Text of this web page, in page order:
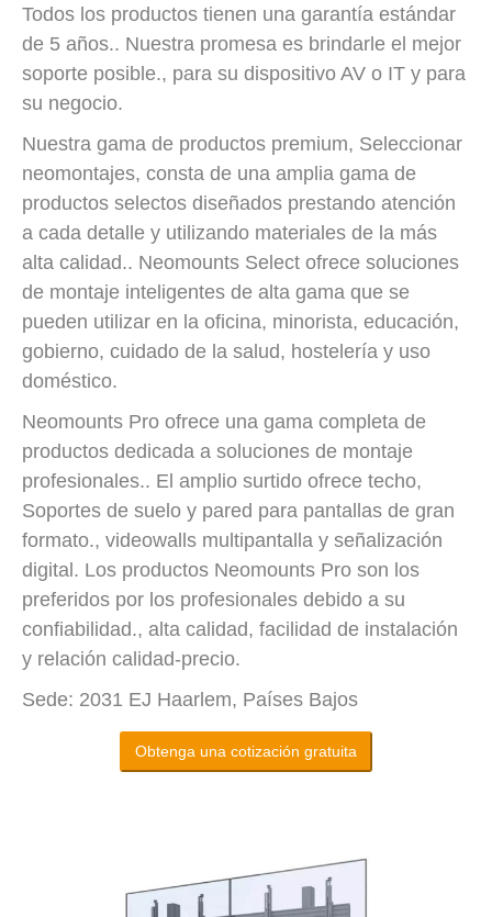
Todos los productos tienen una garantía estándar
de 5 años.. Nuestra promesa es brindarle el mejor
soporte posible., para su dispositivo AV o IT y para
su negocio.
Nuestra gama de productos premium, Seleccionar
neomontajes, consta de una amplia gama de
productos selectos diseñados prestando atención
a cada detalle y utilizando materiales de la más
alta calidad.. Neomounts Select ofrece soluciones
de montaje inteligentes de alta gama que se
pueden utilizar en la oficina, minorista, educación,
gobierno, cuidado de la salud, hostelería y uso
doméstico.
Neomounts Pro ofrece una gama completa de
productos dedicada a soluciones de montaje
profesionales.. El amplio surtido ofrece techo,
Soportes de suelo y pared para pantallas de gran
formato., videowalls multipantalla y señalización
digital. Los productos Neomounts Pro son los
preferidos por los profesionales debido a su
confiabilidad., alta calidad, facilidad de instalación
y relación calidad-precio.
Sede: 2031 EJ Haarlem, Países Bajos
Obtenga una cotización gratuita